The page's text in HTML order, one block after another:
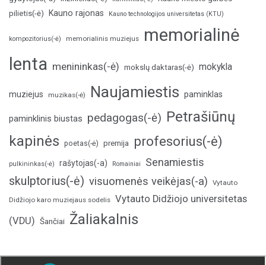
pilietis(-ė)
Kauno rajonas Kauno technologijos universitetas (KTU)
kompozitorius(-ė) memorialinis muziejus
memorialinė
lenta menininkas(-ė) mokslų daktaras(-ė) mokykla
muziejus muzikas(-ė) Naujamiestis paminklas
paminklinis biustas pedagogas(-ė) Petrašiūnų
kapinės poetas(-ė) premija profesorius(-ė)
pulkininkas(-ė) rašytojas(-a) Romainiai Senamiestis
skulptorius(-ė) visuomenės veikėjas(-a) Vytauto
Didžiojo karo muziejaus sodelis Vytauto Didžiojo universitetas
(VDU) Šančiai Žaliakalnis